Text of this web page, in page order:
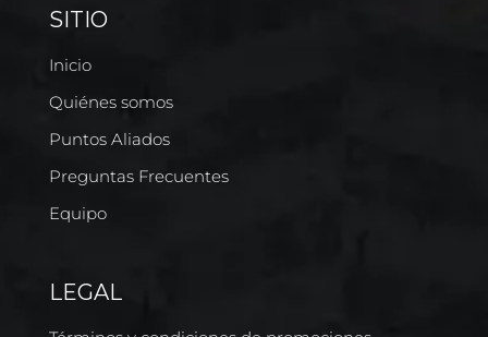
SITIO
Inicio
Quiénes somos
Puntos Aliados
Preguntas Frecuentes
Equipo
LEGAL